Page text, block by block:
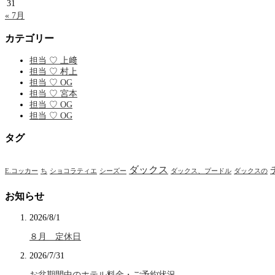
31
« 7月
カテゴリー
担当 ♡ 上﨑
担当 ♡ 村上
担当 ♡ OG
担当 ♡ 宮本
担当 ♡ OG
担当 ♡ OG
タグ
E.コッカー ち ショコラティエ シーズー ダックス ダックス、プードル ダックスの
お知らせ
2026/8/1
８月 定休日
2026/7/31